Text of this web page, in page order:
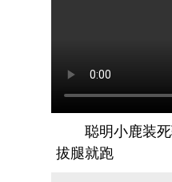
聪明小鹿装死
拔腿就跑